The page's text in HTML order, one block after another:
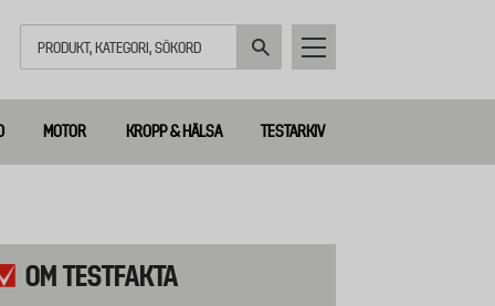
MOTOR KROPP & HÄLSA TESTARKIV
OM TESTFAKTA